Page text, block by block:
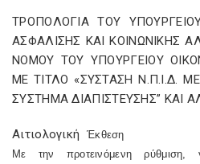
ΤΡΟΠΟΛΟΓΙΑ ΤΟΥ
ΑΣΦΑΛΙΣΗΣ ΚΑΙ ΚΟΙΝΩΝΙΚΗΣ
ΝΟΜΟΥ ΤΟΥ ΥΠΟΥΡΓΕΙΟΥ
ΜΕ ΤΙΤΛΟ «ΣΥΣΤΑΣΗ Ν.Π.Ι.Δ.
ΣΥΣΤΗΜΑ ΔΙΑΠΙΣΤΕΥΣΗΣ” ΚΑΙ
Αιτιολογική
Έκθεση
Με την προτεινόμενη